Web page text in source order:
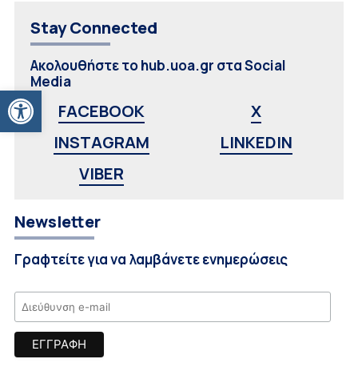
Ανοίξτε τη γραμμή εργαλείων
Stay Connected
Ακολουθήστε το hub.uoa.gr στα Social
Media
FACEBOOK
X
INSTAGRAM
LINKEDIN
VIBER
Newsletter
Γραφτείτε για να λαμβάνετε ενημερώσεις